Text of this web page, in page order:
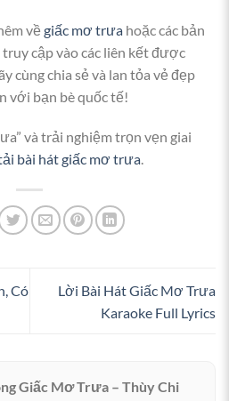
về giấc mơ trưa hoặc các bản
truy cập vào các liên kết được
cùng chia sẻ và lan tỏa vẻ đẹp
với bạn bè quốc tế!
và trải nghiệm trọn vẹn giai
bài hát giấc mơ trưa.
Có
Lời Bài Hát Giấc Mơ Trưa
Karaoke Full Lyrics
Giấc Mơ Trưa – Thùy Chi